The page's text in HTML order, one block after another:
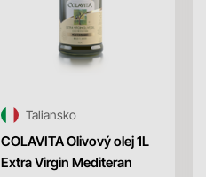
COLAVITA Olivový olej 1L
Extra Virgin Mediteran
Taliansko